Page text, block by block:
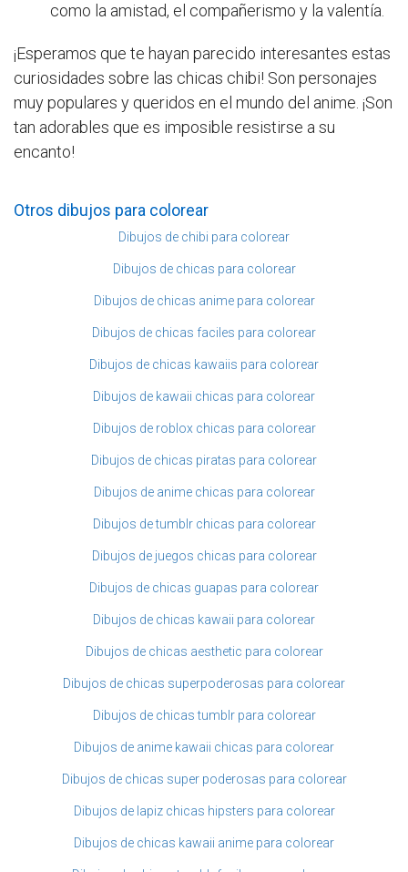
como la amistad, el compañerismo y la valentía.
¡Esperamos que te hayan parecido interesantes estas
curiosidades sobre las chicas chibi! Son personajes
muy populares y queridos en el mundo del anime. ¡Son
tan adorables que es imposible resistirse a su
encanto!
Otros dibujos para colorear
Dibujos de chibi para colorear
Dibujos de chicas para colorear
Dibujos de chicas anime para colorear
Dibujos de chicas faciles para colorear
Dibujos de chicas kawaiis para colorear
Dibujos de kawaii chicas para colorear
Dibujos de roblox chicas para colorear
Dibujos de chicas piratas para colorear
Dibujos de anime chicas para colorear
Dibujos de tumblr chicas para colorear
Dibujos de juegos chicas para colorear
Dibujos de chicas guapas para colorear
Dibujos de chicas kawaii para colorear
Dibujos de chicas aesthetic para colorear
Dibujos de chicas superpoderosas para colorear
Dibujos de chicas tumblr para colorear
Dibujos de anime kawaii chicas para colorear
Dibujos de chicas super poderosas para colorear
Dibujos de lapiz chicas hipsters para colorear
Dibujos de chicas kawaii anime para colorear